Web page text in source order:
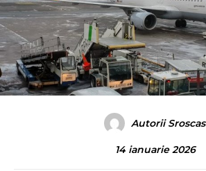
Autorii Sroscas
14 ianuarie 2026